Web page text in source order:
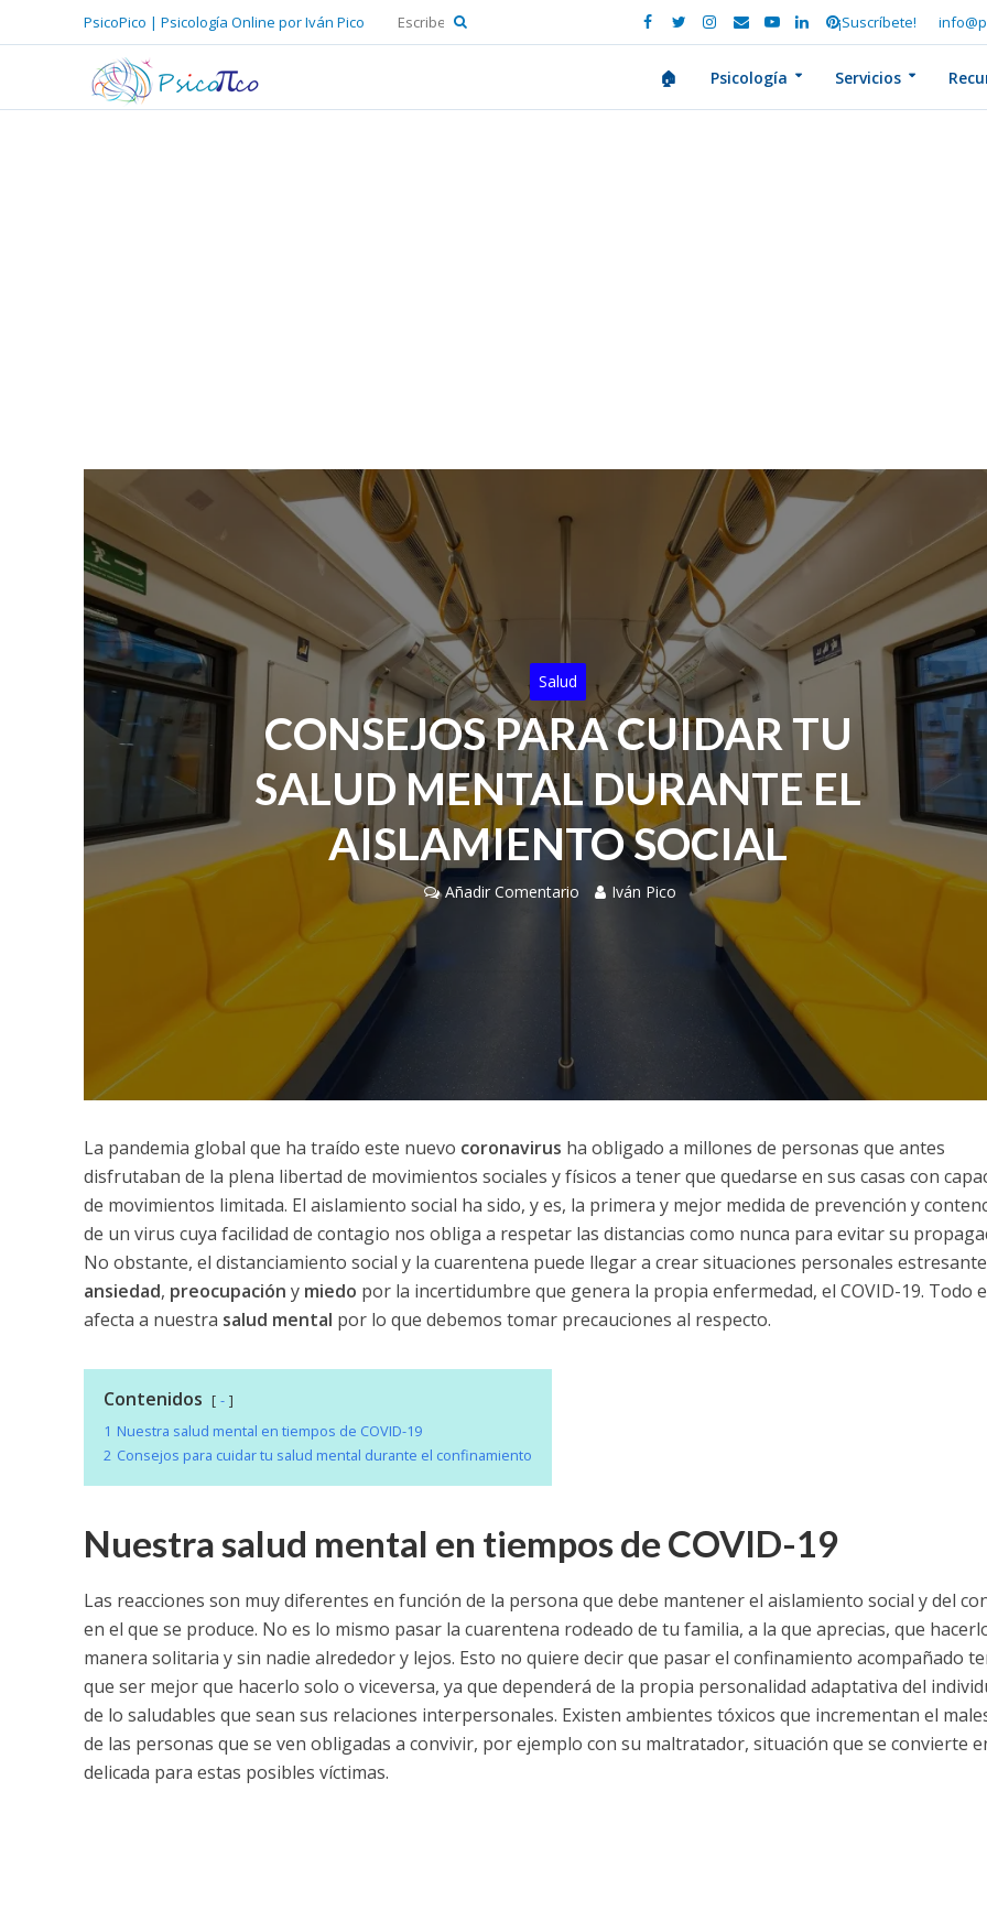
PsicoPico | Psicología Online por Iván Pico ¡Suscríbete!
🏠 Psicología Servicios
Salud
CONSEJOS PARA CUIDAR TU
SALUD MENTAL DURANTE EL
AISLAMIENTO SOCIAL
Añadir Comentario Iván Pico
La pandemia global que ha traído este nuevo coronavirus ha obligado a millones de personas que antes
disfrutaban de la plena libertad de movimientos sociales y físicos a tener que quedarse en sus casas con
de movimientos limitada. El aislamiento social ha sido, y es, la primera y mejor medida de prevención y
de un virus cuya facilidad de contagio nos obliga a respetar las distancias como nunca para evitar su
No obstante, el distanciamiento social y la cuarentena puede llegar a crear situaciones personales
ansiedad, preocupación y miedo por la incertidumbre que genera la propia enfermedad, el COVID-19. Todo
afecta a nuestra salud mental por lo que debemos tomar precauciones al respecto.
Contenidos
-
1 Nuestra salud mental en tiempos de COVID-19
2 Consejos para cuidar tu salud mental durante el confinamiento
Nuestra salud mental en tiempos de COVID-19
Las reacciones son muy diferentes en función de la persona que debe mantener el aislamiento social y del
en el que se produce. No es lo mismo pasar la cuarentena rodeado de tu familia, a la que aprecias, que
manera solitaria y sin nadie alrededor y lejos. Esto no quiere decir que pasar el confinamiento acompañado
que ser mejor que hacerlo solo o viceversa, ya que dependerá de la propia personalidad adaptativa del
de lo saludables que sean sus relaciones interpersonales. Existen ambientes tóxicos que incrementan el
de las personas que se ven obligadas a convivir, por ejemplo con su maltratador, situación que se convierte
delicada para estas posibles víctimas.